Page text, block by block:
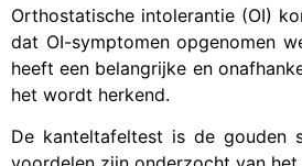
Orthostatische intolerantie (OI)
dat OI-symptomen opgenomen
heeft een belangrijke en
het wordt herkend.
De kanteltafeltest is de gouden